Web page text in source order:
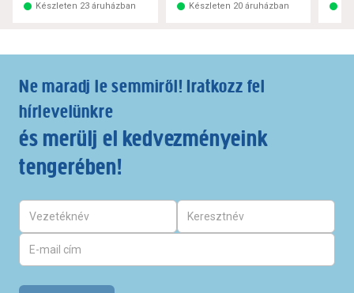
Készleten 23 áruházban
Készleten 20 áruházban
Ne maradj le semmiről! Iratkozz fel
hírlevelünkre
és merülj el kedvezményeink
tengerében!